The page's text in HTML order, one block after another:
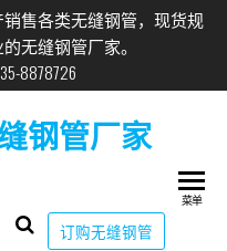
售各类无缝钢管，现货规
无缝钢管厂家。
8878726
钢管厂家
订购无缝钢管
菜单